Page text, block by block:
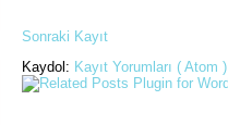
Sonraki Kayıt
Kaydol: Kayıt Yorumları ( Atom )